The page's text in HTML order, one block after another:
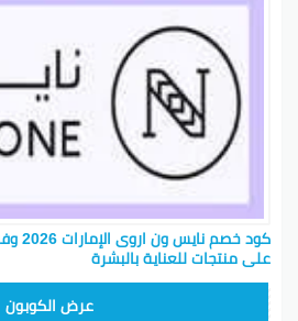
على منتجات للعناية بالبشرة‎
عرض الكوبون